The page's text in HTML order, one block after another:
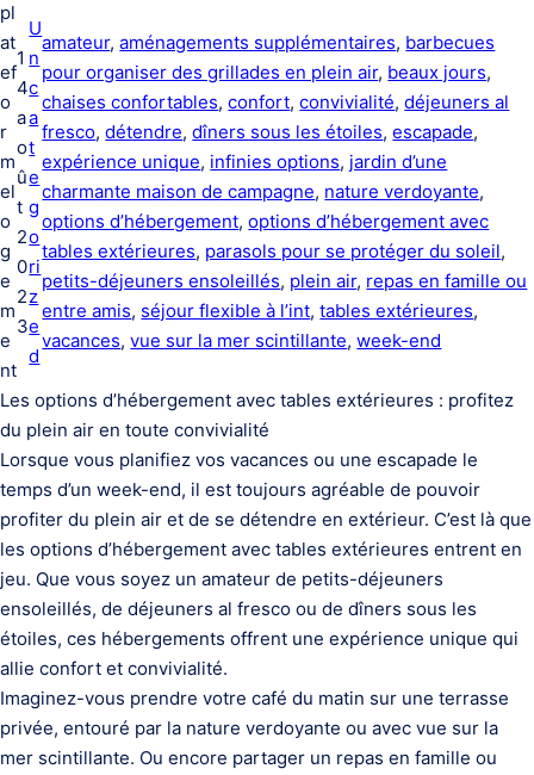
pl
at
ef
o
r
m
el
o
g
e
m
e
nt
1
4
a
o
û
t
2
0
2
3
U
n
c
a
t
e
g
o
ri
z
e
d
amateur, aménagements supplémentaires, barbecues
pour organiser des grillades en plein air, beaux jours
chaises confortables, confort, convivialité, déjeuners al
fresco, détendre, dîners sous les étoiles, escapade
expérience unique, infinies options, jardin d’une
charmante maison de campagne, nature verdoyante
options d’hébergement, options d’hébergement avec
tables extérieures, parasols pour se protéger du soleil
petits-déjeuners ensoleillés, plein air, repas en famille ou
entre amis, séjour flexible à l’int, tables extérieures
vacances, vue sur la mer scintillante, week-end
Les options d’hébergement avec tables extérieures : profitez
du plein air en toute convivialité
Lorsque vous planifiez vos vacances ou une escapade le
temps d’un week-end, il est toujours agréable de pouvoir
profiter du plein air et de se détendre en extérieur. C’est là que
les options d’hébergement avec tables extérieures entrent en
jeu. Que vous soyez un amateur de petits-déjeuners
ensoleillés, de déjeuners al fresco ou de dîners sous les
étoiles, ces hébergements offrent une expérience unique qui
allie confort et convivialité.
Imaginez-vous prendre votre café du matin sur une terrasse
privée, entouré par la nature verdoyante ou avec vue sur la
mer scintillante. Ou encore partager un repas en famille ou